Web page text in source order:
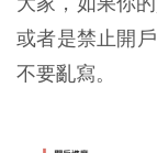
或者是禁止開
不要亂寫。